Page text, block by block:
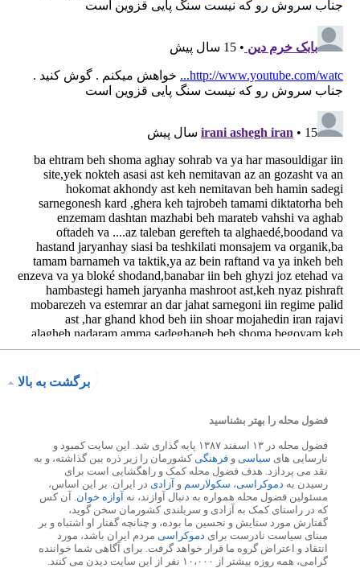
برگشت به بالا
فضول محله را بهتر بشناسید
فضول محله در ۱۳ اسفند ۱۳۸۷ پایه گذاری شد. این سایت کمبود و
نارسایی های سیاسی و فرهنگی کشورمان را زیر ذره بین گذاشته، و به
نقد می پردازد. هدف فضول محله کمک و راهگشایی است برای
رسیدن به دموکراسی، سکولارسم و آزادی در ایران. بر این اساس،
مسئولین فضول محله همواره به دنبال آوازند، نه آوازه خوان . آن کس
که در راستای کمک به آزادی و سربلندی کشورمان سخن گوید،
گفتارش مورد ستایش و تحسین ما بوده، و چنانچه گفتار او اشتباه و بر
مبنای سیاست نادرست برای دموکراسی مردم ایران باشد، مورد
انتقاد و اعتراض گروه ما قرار خواهد گرفت. برای آگاهی شما خواننده
گرامی، همه روزه بیشتر از ۱۰،۰۰۰ نفر از این سایت دیدن می کنند.